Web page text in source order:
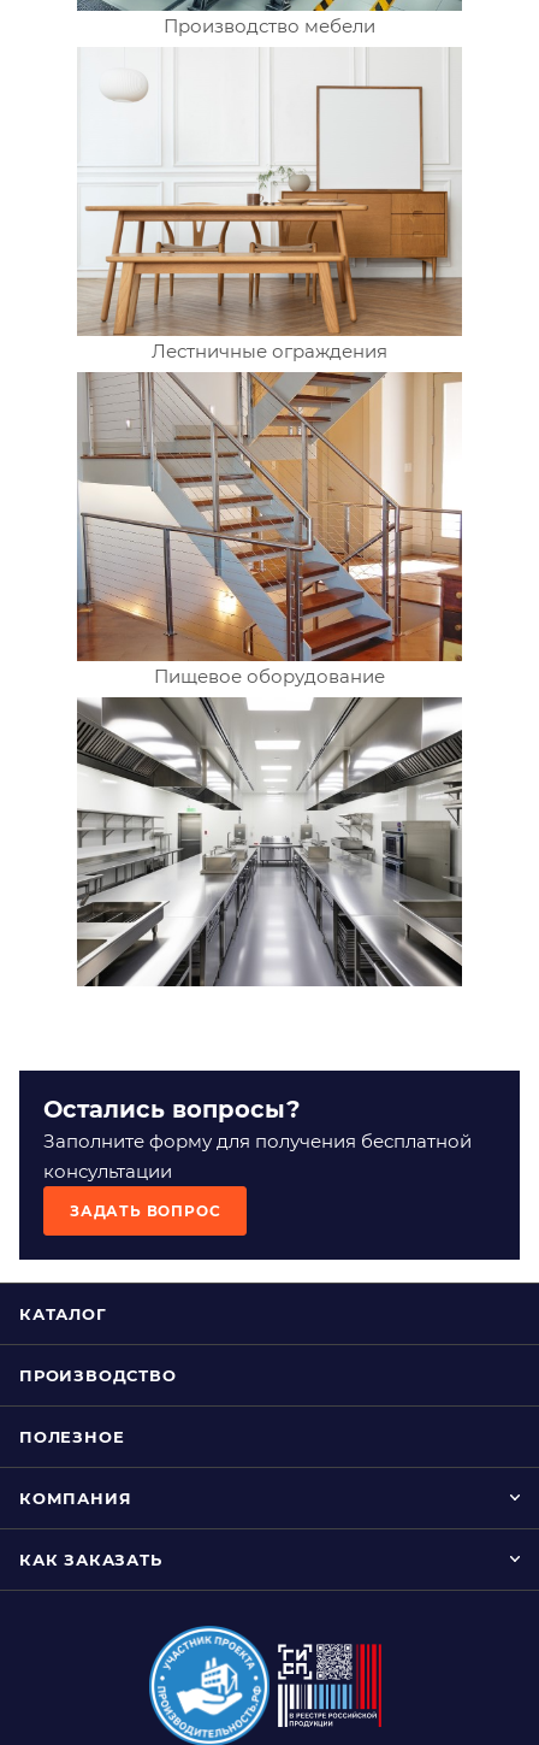
Производство мебели
Лестничные ограждения
Пищевое оборудование
Остались вопросы?
Заполните форму для получения бесплатной
консультации
ЗАДАТЬ ВОПРОС
КАТАЛОГ
ПРОИЗВОДСТВО
ПОЛЕЗНОЕ
КОМПАНИЯ
КАК ЗАКАЗАТЬ